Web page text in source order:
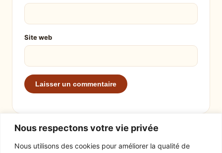
Nous respectons votre vie privée
Nous utilisons des cookies pour améliorer la qualité de
Site web